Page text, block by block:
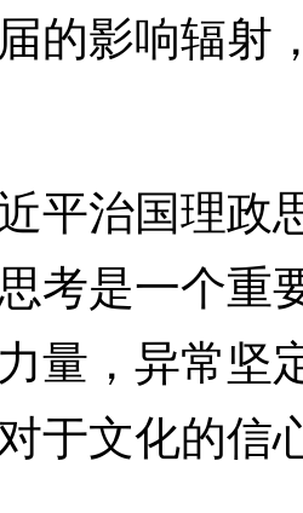
的影响辐射
治国理政
考是一个重
量，异常坚
于文化的信